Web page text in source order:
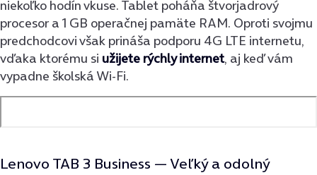
niekoľko hodín vkuse. Tablet poháňa štvorjadrový
procesor a 1 GB operačnej pamäte RAM. Oproti svojmu
predchodcovi však prináša podporu 4G LTE internetu,
vďaka ktorému si užijete rýchly internet, aj keď vám
vypadne školská Wi-Fi.
Lenovo TAB 3 Business — Veľký a odolný